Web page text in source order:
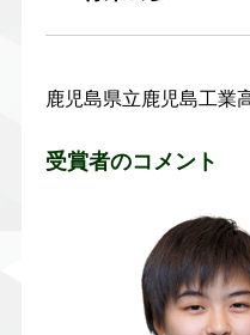
鹿児島県立鹿児島工業
受賞者のコメント